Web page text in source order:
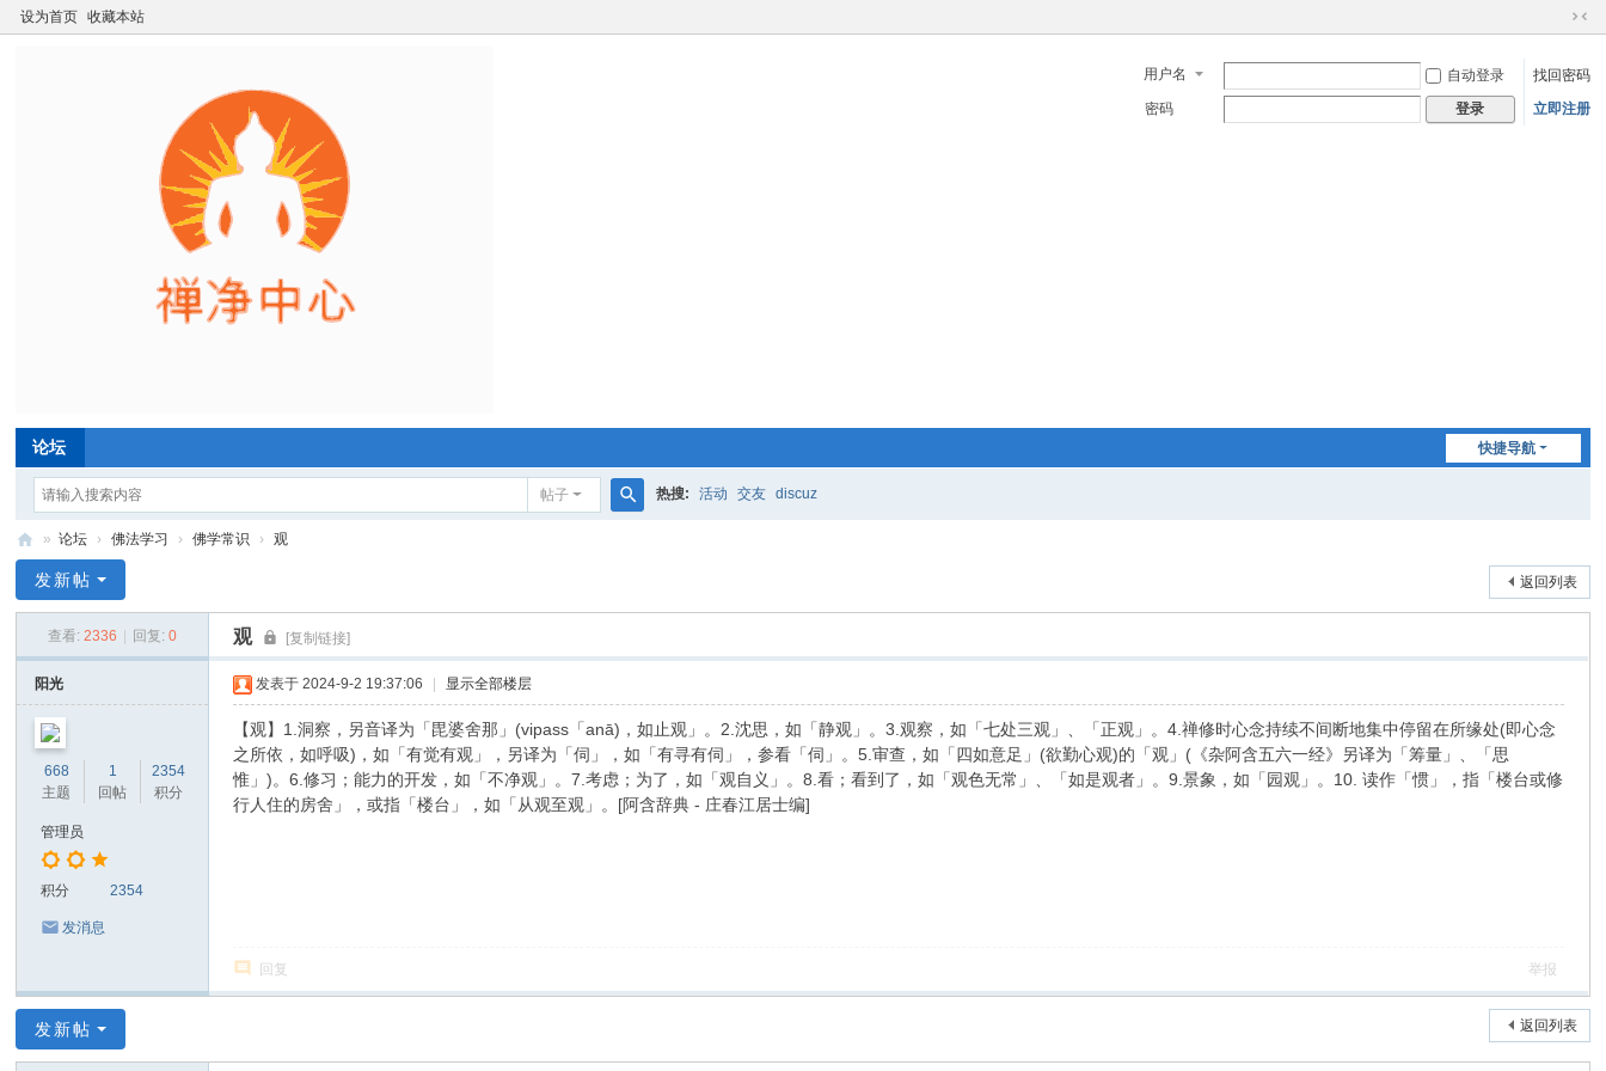
设为首页 收藏本站
切
到
窄
用户名 自动登录
找回密码
密码
登录 立即注册
快捷导航
论坛
帖子 热搜: 活动 交友 discuz
净
心
» 论坛 › 佛法学习 › 佛学常识 › 观
返回列表
发新帖
查看: 2336 回复: 0 观 [复制链接]
阳光
668
主题
1
回帖
2354
积分
管理员
积分 2354
发消息
发表于 2024-9-2 19:37:06 显示全部楼层
【观】1.洞察，另音译为「毘婆舍那」(vipass「anā)，如止观」。2.沈思，如「静观」。3.观察，如「七处三观」、「正观」。4.禅修时心念持续不间断地集中停留在所缘处(即心念
之所依，如呼吸)，如「有觉有观」，另译为「伺」，如「有寻有伺」，参看「伺」。5.审查，如「四如意足」(欲勤心观)的「观」(《杂阿含五六一经》另译为「筹量」、「思
惟」)。6.修习；能力的开发，如「不净观」。7.考虑；为了，如「观自义」。8.看；看到了，如「观色无常」、「如是观者」。9.景象，如「园观」。10. 读作「惯」，指「楼台或修
行人住的房舍」，或指「楼台」，如「从观至观」。[阿含辞典 - 庄春江居士编]
回复 举报
返回列表
发新帖